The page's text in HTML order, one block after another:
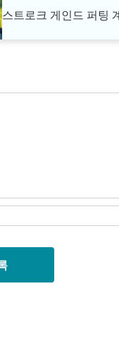
스트로크 게인드 퍼팅